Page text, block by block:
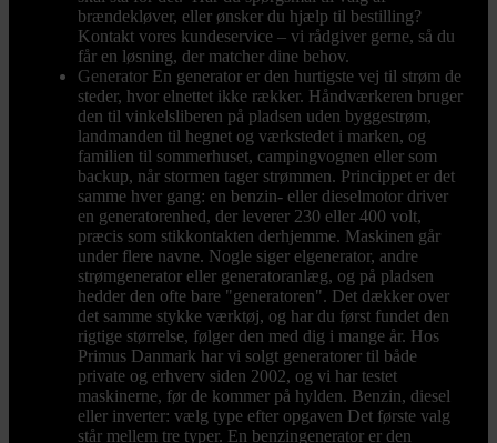
brændekløver, eller ønsker du hjælp til bestilling?
Kontakt vores kundeservice – vi rådgiver gerne, så du
får en løsning, der matcher dine behov.
Generator En generator er den hurtigste vej til strøm de
steder, hvor elnettet ikke rækker. Håndværkeren bruger
den til vinkelsliberen på pladsen uden byggestrøm,
landmanden til hegnet og værkstedet i marken, og
familien til sommerhuset, campingvognen eller som
backup, når stormen tager strømmen. Princippet er det
samme hver gang: en benzin- eller dieselmotor driver
en generatorenhed, der leverer 230 eller 400 volt,
præcis som stikkontakten derhjemme. Maskinen går
under flere navne. Nogle siger elgenerator, andre
strømgenerator eller generatoranlæg, og på pladsen
hedder den ofte bare "generatoren". Det dækker over
det samme stykke værktøj, og har du først fundet den
rigtige størrelse, følger den med dig i mange år. Hos
Primus Danmark har vi solgt generatorer til både
private og erhverv siden 2002, og vi har testet
maskinerne, før de kommer på hylden. Benzin, diesel
eller inverter: vælg type efter opgaven Det første valg
står mellem tre typer. En benzingenerator er den